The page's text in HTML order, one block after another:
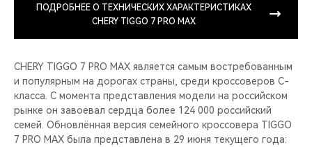
ПОДРОБНЕЕ О ТЕХНИЧЕСКИХ ХАРАКТЕРИСТИКАХ
CHERY TIGGO 7 PRO MAX
CHERY TIGGO 7 PRO MAX является самым востребованным
и популярным на дорогах страны, среди кроссоверов C-
класса. С момента представления модели на российском
рынке он завоевал сердца более 124 000 российский
семей. Обновлённая версия семейного кроссовера TIGGO
7 PRO MAX была представлена в 29 июня текущего года: